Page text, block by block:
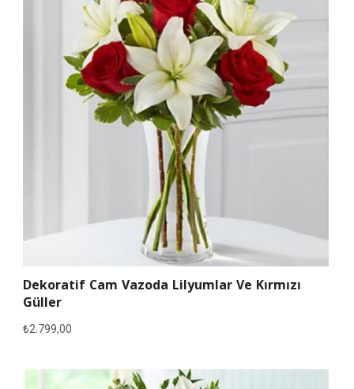
Dekoratif Cam Vazoda Lilyumlar Ve Kırmızı
Güller
₺2.799,00